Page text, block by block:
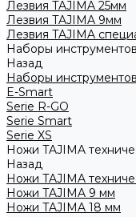
Лезвия TAJIMA 25мм
Лезвия TAJIMA 9мм
Лезвия TAJIMA
Наборы инструментов
Назад
Наборы инструментов
E-Smart
Serie R-GO
Serie Smart
Serie XS
Ножи TAJIMA
Назад
Ножи TAJIMA
Ножи TAJIMA 9 мм
Ножи TAJIMA 18 мм